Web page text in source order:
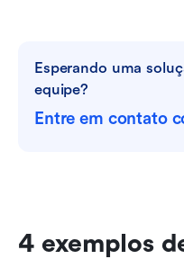
Esperando uma
equipe?
Entre em contato
4 exemplos